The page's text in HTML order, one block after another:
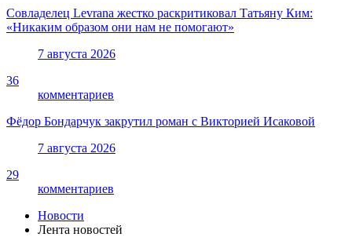
Совладелец Levrana жестко раскритиковал Татьяну Ким:
«Никаким образом они нам не помогают»
7 августа 2026
36
комментариев
Фёдор Бондарчук закрутил роман с Викторией Исаковой
7 августа 2026
29
комментариев
Новости
Лента новостей